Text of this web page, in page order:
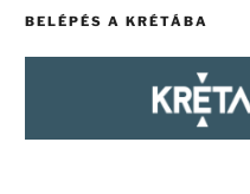
BELÉPÉS A KRÉTÁBA